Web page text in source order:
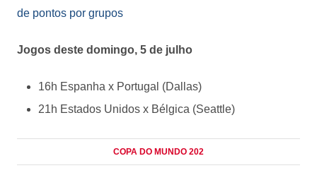
de pontos por grupos
Jogos deste domingo, 5 de julho
16h Espanha x Portugal (Dallas)
21h Estados Unidos x Bélgica (Seattle)
COPA DO MUNDO 202